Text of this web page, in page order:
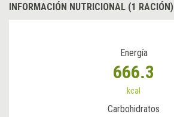
INFORMACIÓN NUTRICIONAL (1 RACIÓN)
Energía
666.3
kcal
Carbohidratos